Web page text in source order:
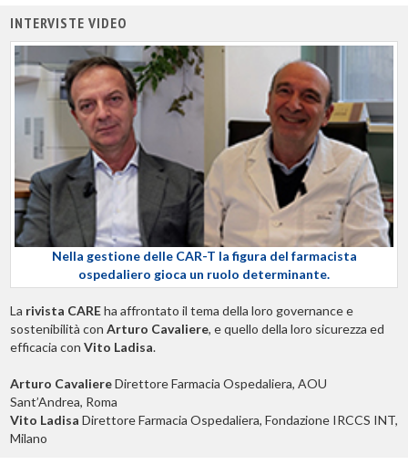
INTERVISTE VIDEO
Nella gestione delle CAR-T la figura del farmacista
ospedaliero gioca un ruolo determinante.
La rivista CAREha affrontato il tema della loro governance e
sostenibilità con Arturo Cavaliere, e quello della loro sicurezza ed
efficacia con Vito Ladisa.
Arturo CavaliereDirettore Farmacia Ospedaliera, AOU
Sant’Andrea, Roma
Vito Ladisa Direttore Farmacia Ospedaliera, Fondazione IRCCS INT,
Milano